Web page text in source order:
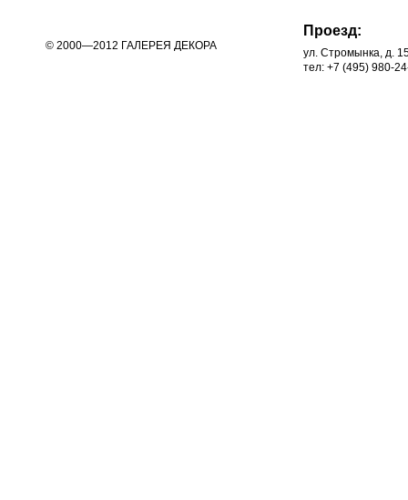
© 2000—2012 ГАЛЕРЕЯ ДЕКОРА
Проезд:
ул. Стромынка, д.
тел: +7 (495) 980-